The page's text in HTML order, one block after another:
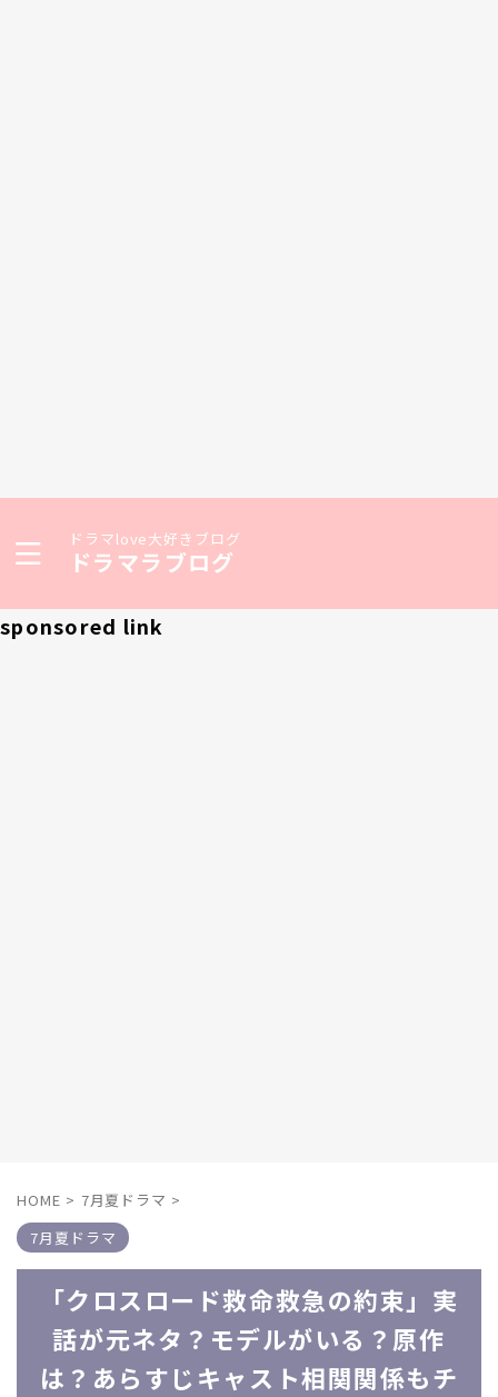
ドラマlove大好きブログ
ドラマラブログ
sponsored link
HOME > 7月夏ドラマ >
7月夏ドラマ
「クロスロード救命救急の約束」実
話が元ネタ？モデルがいる？原作
は？あらすじキャスト相関関係もチ